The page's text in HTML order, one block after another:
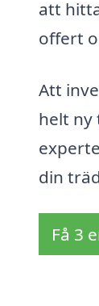
att
offert
Att
helt ny
din
Få 3